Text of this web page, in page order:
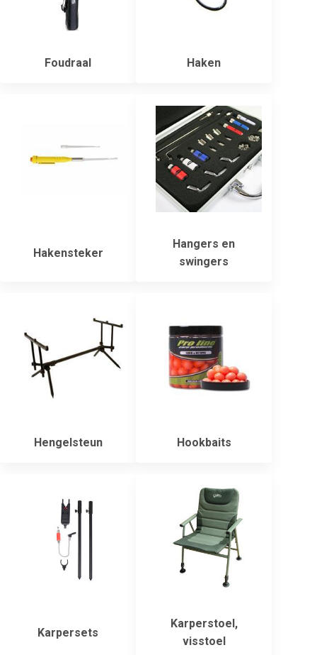
Foudraal Haken
Hakensteker
Hangers en
swingers
Hengelsteun Hookbaits
Karpersets
Karperstoel,
visstoel